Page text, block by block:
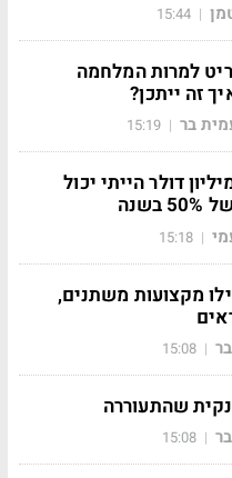
|
15:44
למרות המלחמה
זה ייתכן?
בר |
15:19
דולר הייתי יכול
|
15:18
מקצועות משתנים,
|
15:08
שהתעוררה
|
15:08